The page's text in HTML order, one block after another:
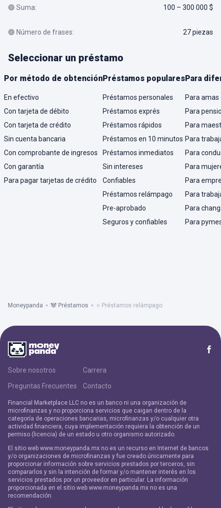
🟢 Suma: 100 – 300 000 $
🟢 Número de frases: 27 piezas
Seleccionar un préstamo
Por método de obtención
En efectivo
Con tarjeta de débito
Con tarjeta de crédito
Sin cuenta bancaria
Con comprobante de ingresos
Con garantía
Para pagar tarjetas de crédito
Préstamos populares
Préstamos personales
Préstamos exprés
Préstamos rápidos
Préstamos en 10 minutos
Préstamos inmediatos
Sin intereses
Confiables
Préstamos relámpago
Pre-aprobado
Seguros y confiables
Para
Para amas
Para
Para
Para
Para
Para
Para
Para
Para
Para
Moneypanda 🐼 Préstamos ⭐ Préstamos relámpago
Sobre nosotros
Carrera
Preguntas Frecuentes
Contacto
Financial Marketplace LLC no es un banco ni una organización de
microfinanzas y no proporciona servicios que caigan dentro de la
categoría de operaciones bancarias, microfinanzas y/o cualquier otra
actividad financiera, cuya implementación requiera la obtención de un
permiso (licencia) de un estado u otro organismo autorizado.
El sitio web www.moneypanda.mx no es un recurso en Internet de bancos
y/o organizaciones de microfinanzas y fue creado únicamente para
proporcionar información sobre servicios prestados por terceros, sin
compararlos y sin la intención de formar y/o mantener interés en los
servicios prestados por un proveedor en particular. La información
proporcionada en el sitio web www.moneypanda.mx no es una
recomendación.